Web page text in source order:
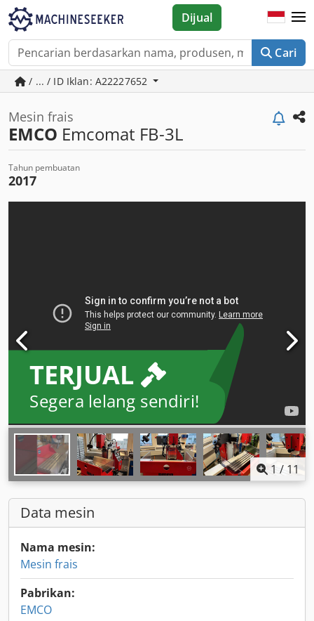
Cari
Dijual
/ ... / ID Iklan: A22227652
Mesin frais
EMCO Emcomat FB-3L
Tahun pembuatan
2017
TERJUAL
Segera lelang sendiri!
1 / 11
Data mesin
Nama mesin:
Mesin frais
Pabrikan:
EMCO